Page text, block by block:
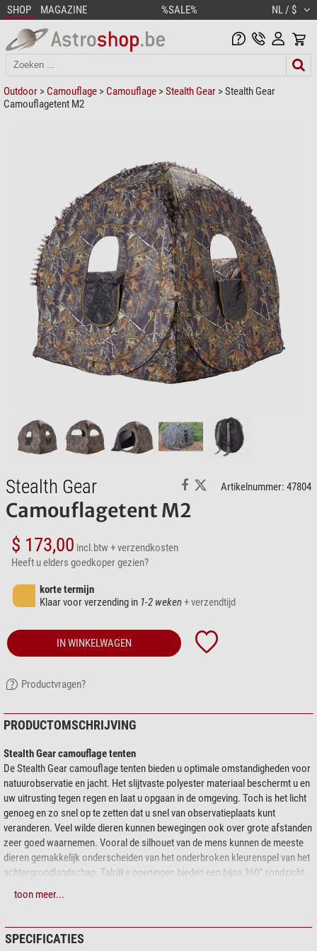
SHOP MAGAZINE %SALE% NL / $
Outdoor > Camouflage > Camouflage >Stealth Gear > Stealth Gear
Camouflagetent M2
Stealth Gear Artikelnummer: 47804
Camouflagetent M2
$ 173,00 incl.btw+ verzendkosten
Heeft u elders goedkoper gezien?
korte termijn
Klaar voor verzending in 1-2 weken+ verzendtijd
IN WINKELWAGEN
Productvragen?
PRODUCTOMSCHRIJVING
Stealth Gear camouflage tenten
De Stealth Gear camouflage tenten bieden u optimale omstandigheden voor
natuurobservatie en jacht. Het slijtvaste polyester materiaal beschermt u en
uw uitrusting tegen regen en laat u opgaan in de omgeving. Toch is het licht
genoeg en zo snel op te zetten dat u snel van observatieplaats kunt
veranderen. Veel wilde dieren kunnen bewegingen ook over grote afstanden
zeer goed waarnemen. Vooral de silhouet van de mens kunnen de meeste
dieren gemakkelijk onderscheiden van het onderbroken kleurenspel van het
achtergrondlandschap. Talrijke openingen bieden een bijna 360° rondzicht.
camouflagepatroon, dat het uitzicht mogelijk maakt, maar het inkijken
mogelijk om met omvangrijke uitrusting in en uit te stappen.
toon meer...
SPECIFICATIES